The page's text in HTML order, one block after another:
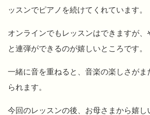
ッスンでピアノを続けてくれています。
オンラインでもレッスンはできますが、
と連弾ができるのが嬉しいところです。
一緒に音を重ねると、音楽の楽しさがま
られます。
今回のレッスンの後、お母さまから嬉し